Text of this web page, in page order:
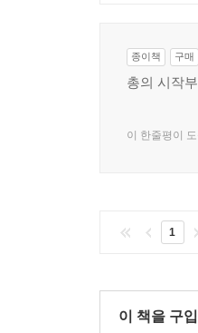
10-09 야간투시
10-10 탄도를
11-02 소구경 센
11-03 버민트용
11-05 6.5~7mm
11-06 7mm매그
종이책 구매
총의 시작
이 한줄평이
1
이 책을 구